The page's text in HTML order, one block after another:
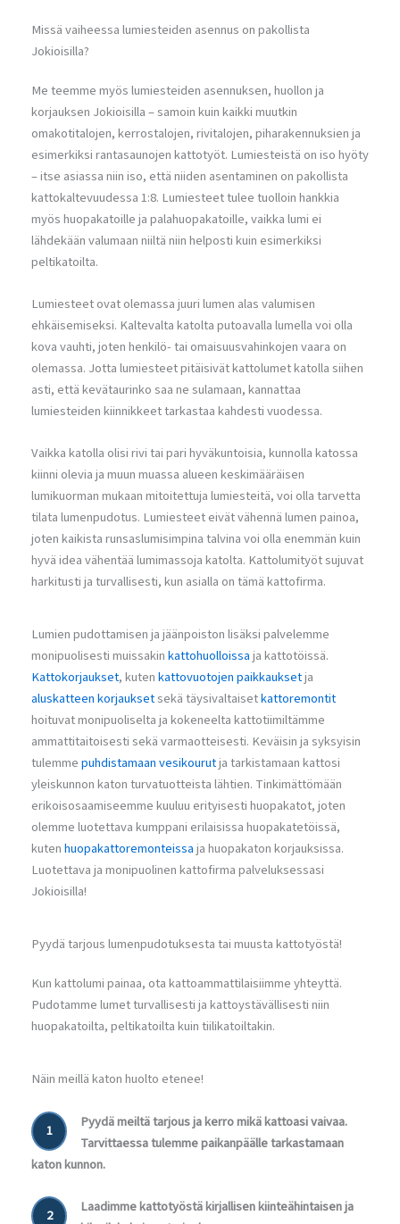
Missä vaiheessa lumiesteiden asennus on pakollista
Jokioisilla?
Me teemme myös lumiesteiden asennuksen, huollon ja
korjauksen Jokioisilla – samoin kuin kaikki muutkin
omakotitalojen, kerrostalojen, rivitalojen, piharakennuksien ja
esimerkiksi rantasaunojen kattotyöt. Lumiesteistä on iso hyöty
– itse asiassa niin iso, että niiden asentaminen on pakollista
kattokaltevuudessa 1:8. Lumiesteet tulee tuolloin hankkia
myös huopakatoille ja palahuopakatoille, vaikka lumi ei
lähdekään valumaan niiltä niin helposti kuin esimerkiksi
peltikatoilta.
Lumiesteet ovat olemassa juuri lumen alas valumisen
ehkäisemiseksi. Kaltevalta katolta putoavalla lumella voi olla
kova vauhti, joten henkilö- tai omaisuusvahinkojen vaara on
olemassa. Jotta lumiesteet pitäisivät kattolumet katolla siihen
asti, että kevätaurinko saa ne sulamaan, kannattaa
lumiesteiden kiinnikkeet tarkastaa kahdesti vuodessa.
Vaikka katolla olisi rivi tai pari hyväkuntoisia, kunnolla katossa
kiinni olevia ja muun muassa alueen keskimääräisen
lumikuorman mukaan mitoitettuja lumiesteitä, voi olla tarvetta
tilata lumenpudotus. Lumiesteet eivät vähennä lumen painoa,
joten kaikista runsaslumisimpina talvina voi olla enemmän kuin
hyvä idea vähentää lumimassoja katolta. Kattolumityöt sujuvat
harkitusti ja turvallisesti, kun asialla on tämä kattofirma.
Lumien pudottamisen ja jäänpoiston lisäksi palvelemme
monipuolisesti muissakinkattohuolloissaja kattotöissä.
Kattokorjaukset, kutenkattovuotojen paikkauksetja
aluskatteen korjauksetsekä täysivaltaisetkattoremontit
hoituvat monipuoliselta ja kokeneelta kattotiimiltämme
ammattitaitoisesti sekä varmaotteisesti. Keväisin ja syksyisin
tulemmepuhdistamaan vesikourutja tarkistamaan kattosi
yleiskunnon katon turvatuotteista lähtien. Tinkimättömään
erikoisosaamiseemme kuuluu erityisesti huopakatot, joten
olemme luotettava kumppani erilaisissa huopakatetöissä,
kutenhuopakattoremonteissaja huopakaton korjauksissa.
Luotettava ja monipuolinen kattofirma palveluksessasi
Jokioisilla!
Pyydä tarjous lumenpudotuksesta tai muusta kattotyöstä!
Kun kattolumi painaa, ota kattoammattilaisiimme yhteyttä.
Pudotamme lumet turvallisesti ja kattoystävällisesti niin
huopakatoilta, peltikatoilta kuin tiilikatoiltakin.
Näin meillä katon huolto etenee!
1
Pyydä meiltä tarjous ja kerro mikä kattoasi vaivaa.
Tarvittaessa tulemme paikanpäälle tarkastamaan
katon kunnon.
2
Laadimme kattotyöstä kirjallisen kiinteähintaisen ja